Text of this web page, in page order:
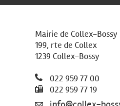
Mairie de Collex-Bossy
199, rte de Collex
1239 Collex-Bossy
022 959 77 00
022 959 77 19